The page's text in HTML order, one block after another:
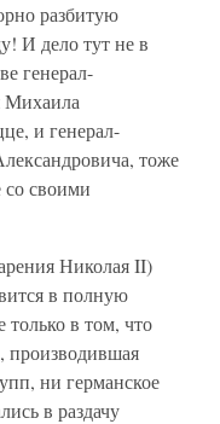
разбитую
И дело тут не в
генерал-
Михаила
и генерал-
тоже
своими
Николая II)
в полную
в том, что
ни германское
в раздачу